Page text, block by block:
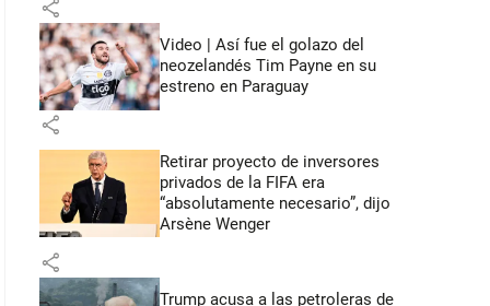
share
Video | Así fue el golazo del
neozelandés Tim Payne en su
estreno en Paraguay
share
Retirar proyecto de inversores
privados de la FIFA era
“absolutamente necesario”, dijo
Arsène Wenger
share
Trump acusa a las petroleras de